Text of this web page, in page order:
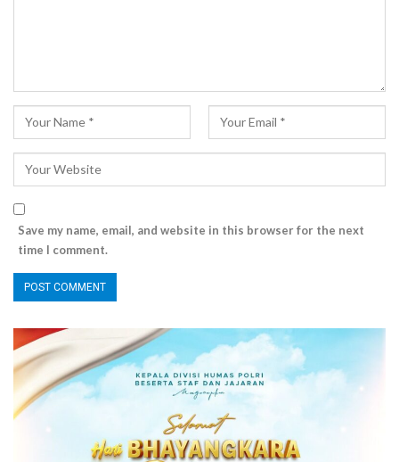
Save my name, email, and website in this browser for the next
time I comment.